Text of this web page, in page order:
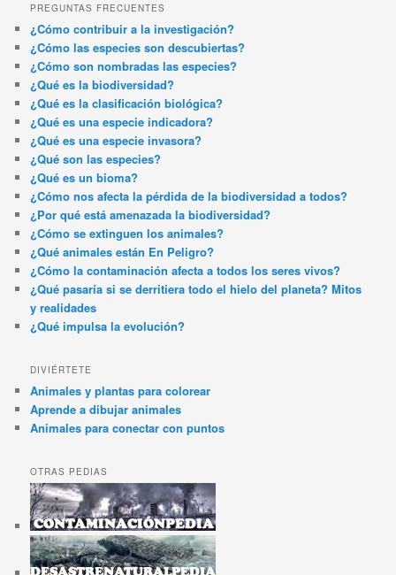
PREGUNTAS FRECUENTES
¿Cómo contribuir a la investigación?
¿Cómo las especies son descubiertas?
¿Cómo son nombradas las especies?
¿Qué es la biodiversidad?
¿Qué es la clasificación biológica?
¿Qué es una especie indicadora?
¿Qué es una especie invasora?
¿Qué son las especies?
¿Qué es un bioma?
¿Cómo nos afecta la pérdida de la biodiversidad a todos?
¿Por qué está amenazada la biodiversidad?
¿Cómo se extinguen los animales?
¿Qué animales están En Peligro?
¿Cómo la contaminación afecta a todos los seres vivos?
¿Qué pasaría si se derritiera todo el hielo del planeta? Mitos
y realidades
¿Qué impulsa la evolución?
DIVIÉRTETE
Animales y plantas para colorear
Aprende a dibujar animales
Animales para conectar con puntos
OTRAS PEDIAS